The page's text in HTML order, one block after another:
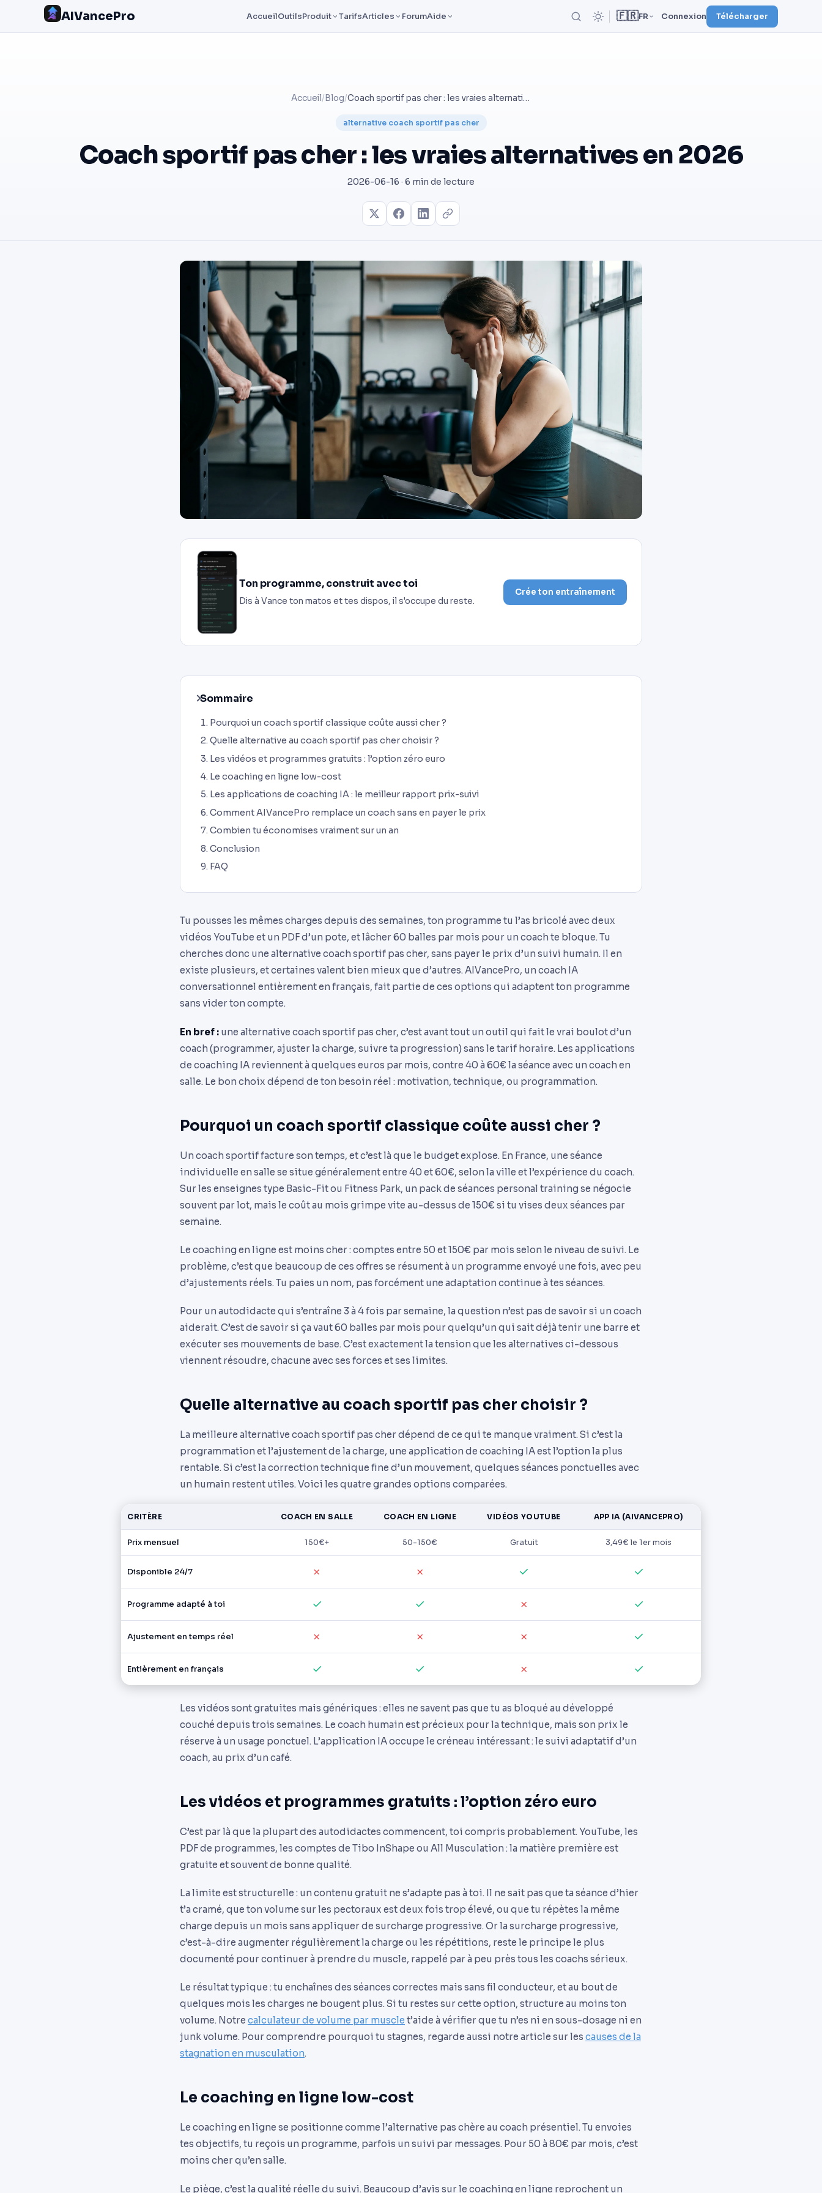
AIVancePro AccueilOutilsProduit TarifsArticles ForumAide 🇫🇷FR Connexion Télécharger
Accueil/ Blog/ Coach sportif pas cher : les vraies alternatives en 2026
alternative coach sportif pas cher
Coach sportif pas cher : les vraies alternatives en 2026
2026-06-16 · 6 min de lecture
Ton programme, construit avec toi
Dis à Vance ton matos et tes dispos, il s'occupe du reste.
Crée ton entraînement
Sommaire
Pourquoi un coach sportif classique coûte aussi cher ?
Quelle alternative au coach sportif pas cher choisir ?
Les vidéos et programmes gratuits : l’option zéro euro
Le coaching en ligne low-cost
Les applications de coaching IA : le meilleur rapport prix-suivi
Comment AIVancePro remplace un coach sans en payer le prix
Combien tu économises vraiment sur un an
Conclusion
FAQ
Tu pousses les mêmes charges depuis des semaines, ton programme tu l’as bricolé avec deux
vidéos YouTube et un PDF d’un pote, et lâcher 60 balles par mois pour un coach te bloque. Tu
cherches donc une alternative coach sportif pas cher, sans payer le prix d’un suivi humain. Il en
existe plusieurs, et certaines valent bien mieux que d’autres. AIVancePro, un coach IA
conversationnel entièrement en français, fait partie de ces options qui adaptent ton programme
sans vider ton compte.
En bref : une alternative coach sportif pas cher, c’est avant tout un outil qui fait le vrai boulot d’un
coach (programmer, ajuster la charge, suivre ta progression) sans le tarif horaire. Les applications
de coaching IA reviennent à quelques euros par mois, contre 40 à 60€ la séance avec un coach en
salle. Le bon choix dépend de ton besoin réel : motivation, technique, ou programmation.
Pourquoi un coach sportif classique coûte aussi cher ?
Un coach sportif facture son temps, et c’est là que le budget explose. En France, une séance
individuelle en salle se situe généralement entre 40 et 60€, selon la ville et l’expérience du coach.
Sur les enseignes type Basic-Fit ou Fitness Park, un pack de séances personal training se négocie
souvent par lot, mais le coût au mois grimpe vite au-dessus de 150€ si tu vises deux séances par
semaine.
Le coaching en ligne est moins cher : comptes entre 50 et 150€ par mois selon le niveau de suivi. Le
problème, c’est que beaucoup de ces offres se résument à un programme envoyé une fois, avec peu
d’ajustements réels. Tu paies un nom, pas forcément une adaptation continue à tes séances.
Pour un autodidacte qui s’entraîne 3 à 4 fois par semaine, la question n’est pas de savoir si un coach
aiderait. C’est de savoir si ça vaut 60 balles par mois pour quelqu’un qui sait déjà tenir une barre et
exécuter ses mouvements de base. C’est exactement la tension que les alternatives ci-dessous
viennent résoudre, chacune avec ses forces et ses limites.
Quelle alternative au coach sportif pas cher choisir ?
La meilleure alternative coach sportif pas cher dépend de ce qui te manque vraiment. Si c’est la
programmation et l’ajustement de la charge, une application de coaching IA est l’option la plus
rentable. Si c’est la correction technique fine d’un mouvement, quelques séances ponctuelles avec
un humain restent utiles. Voici les quatre grandes options comparées.
CRITÈRE COACH EN SALLE COACH EN LIGNE VIDÉOS YOUTUBE APP IA (AIVANCEPRO)
Prix mensuel 150€+ 50-150€ Gratuit 3,49€ le 1er mois
Disponible 24/7 ✗ ✗ ✓ ✓
Programme adapté à toi ✓ ✓ ✗ ✓
Ajustement en temps réel ✗ ✗ ✗ ✓
Entièrement en français ✓ ✓ ✗ ✓
Les vidéos sont gratuites mais génériques : elles ne savent pas que tu as bloqué au développé
couché depuis trois semaines. Le coach humain est précieux pour la technique, mais son prix le
réserve à un usage ponctuel. L’application IA occupe le créneau intéressant : le suivi adaptatif d’un
coach, au prix d’un café.
Les vidéos et programmes gratuits : l’option zéro euro
C’est par là que la plupart des autodidactes commencent, toi compris probablement. YouTube, les
PDF de programmes, les comptes de Tibo InShape ou All Musculation : la matière première est
gratuite et souvent de bonne qualité.
La limite est structurelle : un contenu gratuit ne s’adapte pas à toi. Il ne sait pas que ta séance d’hier
t’a cramé, que ton volume sur les pectoraux est deux fois trop élevé, ou que tu répètes la même
charge depuis un mois sans appliquer de surcharge progressive. Or la surcharge progressive,
c’est-à-dire augmenter régulièrement la charge ou les répétitions, reste le principe le plus
documenté pour continuer à prendre du muscle, rappelé par à peu près tous les coachs sérieux.
Le résultat typique : tu enchaînes des séances correctes mais sans fil conducteur, et au bout de
quelques mois les charges ne bougent plus. Si tu restes sur cette option, structure au moins ton
volume. Notre calculateur de volume par muscle t’aide à vérifier que tu n’es ni en sous-dosage ni en
junk volume. Pour comprendre pourquoi tu stagnes, regarde aussi notre article sur les causes de la
stagnation en musculation.
Le coaching en ligne low-cost
Le coaching en ligne se positionne comme l’alternative pas chère au coach présentiel. Tu envoies
tes objectifs, tu reçois un programme, parfois un suivi par messages. Pour 50 à 80€ par mois, c’est
moins cher qu’en salle.
Le piège, c’est la qualité réelle du suivi. Beaucoup d’avis sur le coaching en ligne reprochent un